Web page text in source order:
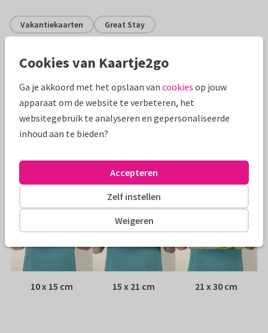
Vakantiekaarten Great Stay
Specificaties bij deze kaart
Papiersoort: Glans
Envelop: Geen, verzonden als ansichtkaart
10 x 15 cm 15 x 21 cm 21 x 30 cm
Cookies van Kaartje2go
Ga je akkoord met het opslaan van cookies op jouw
apparaat om de website te verbeteren, het
websitegebruik te analyseren en gepersonaliseerde
inhoud aan te bieden?
Weigeren
Zelf instellen
Accepteren